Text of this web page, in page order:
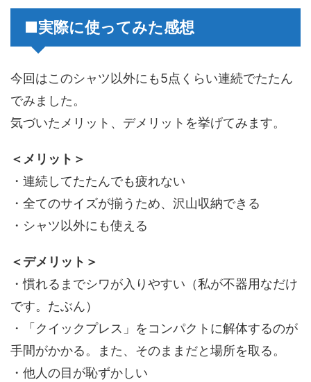
■実際に使ってみた感想
今回はこのシャツ以外にも5点くらい連続でたたん
でみました。
気づいたメリット、デメリットを挙げてみます。
＜メリット＞
・連続してたたんでも疲れない
・全てのサイズが揃うため、沢山収納できる
・シャツ以外にも使える
＜デメリット＞
・慣れるまでシワが入りやすい（私が不器用なだけ
です。たぶん）
・「クイックプレス」をコンパクトに解体するのが
手間がかかる。また、そのままだと場所を取る。
・他人の目が恥ずかしい